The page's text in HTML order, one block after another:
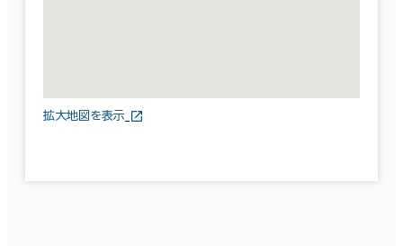
拡大地図を表示